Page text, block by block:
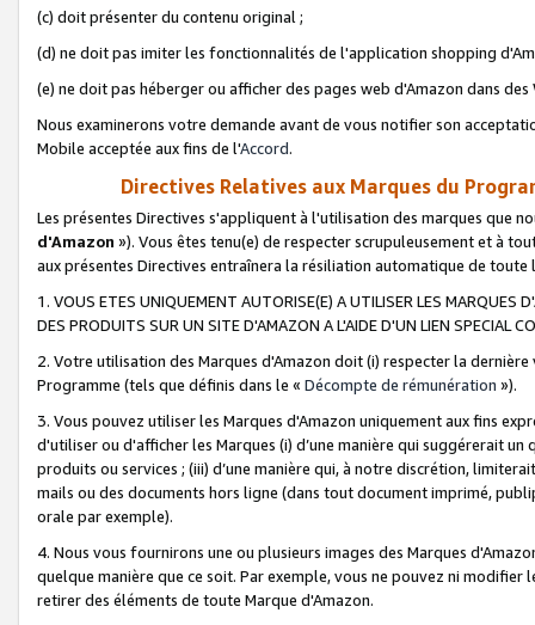
(c) doit présenter du contenu original ;
(d) ne doit pas imiter les fonctionnalités de l'application shopping
(e) ne doit pas héberger ou afficher des pages web d'Amazon dans
Nous examinerons votre demande avant de vous notifier son
Mobile acceptée aux fins de l'Accord.
Directives Relatives aux Marques du
Les présentes Directives s'appliquent à l'utilisation des marques que
d'Amazon »). Vous êtes tenu(e) de respecter scrupuleusement et à
aux présentes Directives entraînera la résiliation automatique de
1. VOUS ETES UNIQUEMENT AUTORISE(E) A UTILISER LES MARQUES
DES PRODUITS SUR UN SITE D'AMAZON A L'AIDE D'UN LIEN SPECIAL
2. Votre utilisation des Marques d'Amazon doit (i) respecter la
Programme (tels que définis dans le « Décompte de rémunération »).
3. Vous pouvez utiliser les Marques d'Amazon uniquement aux fins
d'utiliser ou d'afficher les Marques (i) d’une manière qui suggérerait
produits ou services ; (iii) d’une manière qui, à notre discrétion,
mails ou des documents hors ligne (dans tout document imprimé,
orale par exemple).
4. Nous vous fournirons une ou plusieurs images des Marques
quelque manière que ce soit. Par exemple, vous ne pouvez ni
retirer des éléments de toute Marque d'Amazon.